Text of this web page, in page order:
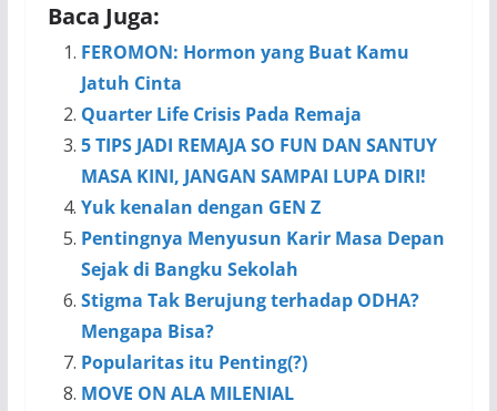
Baca Juga:
FEROMON: Hormon yang Buat Kamu
Jatuh Cinta
Quarter Life Crisis Pada Remaja
5 TIPS JADI REMAJA SO FUN DAN SANTUY
MASA KINI, JANGAN SAMPAI LUPA DIRI!
Yuk kenalan dengan GEN Z
Pentingnya Menyusun Karir Masa Depan
Sejak di Bangku Sekolah
Stigma Tak Berujung terhadap ODHA?
Mengapa Bisa?
Popularitas itu Penting(?)
MOVE ON ALA MILENIAL